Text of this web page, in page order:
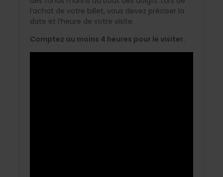
l’achat de votre billet, vous devez préciser la
date et l’heure de votre visite.
Comptez au moins 4 heures pour le visiter.